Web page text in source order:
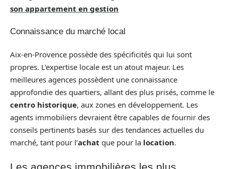
son appartement en gestion
Connaissance du marché local
Aix-en-Provence possède des spécificités qui lui sont
propres. L’expertise locale est un atout majeur. Les
meilleures agences possèdent une connaissance
approfondie des quartiers, allant des plus prisés, comme le
centro historique, aux zones en développement. Les
agents immobiliers devraient être capables de fournir des
conseils pertinents basés sur des tendances actuelles du
marché, tant pour l’achat que pour la location.